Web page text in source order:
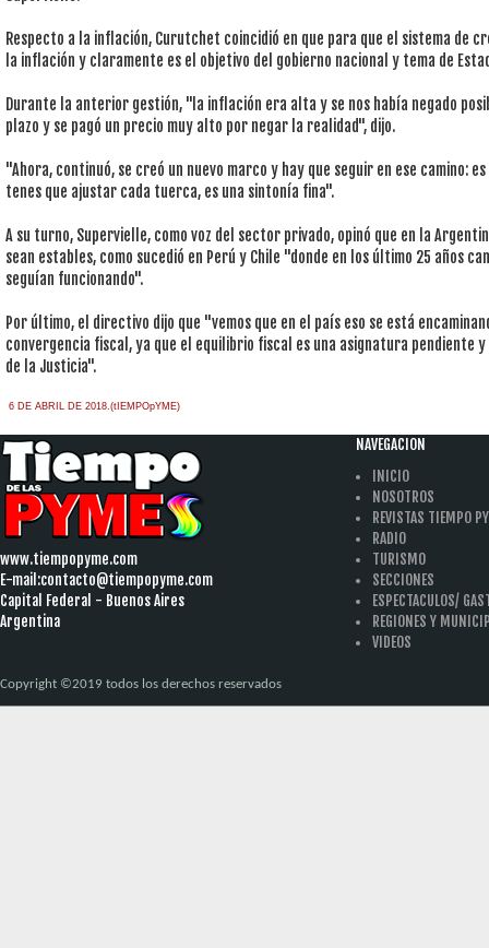
Respecto a la inflación, Curutchet coincidió en que para que el sistema de
la inflación y claramente es el objetivo del gobierno nacional y tema de
Durante la anterior gestión, "la inflación era alta y se nos había negado
plazo y se pagó un precio muy alto por negar la realidad", dijo.
"Ahora, continuó, se creó un nuevo marco y hay que seguir en ese camino:
tenes que ajustar cada tuerca, es una sintonía fina".
A su turno, Supervielle, como voz del sector privado, opinó que en la
sean estables, como sucedió en Perú y Chile "donde en los último 25 años
seguían funcionando".
Por último, el directivo dijo que "vemos que en el país eso se está
convergencia fiscal, ya que el equilibrio fiscal es una asignatura pendiente
de la Justicia".
6 DE ABRIL DE 2018.(tIEMPOpYME)
www.tiempopyme.com
E-mail:contacto@tiempopyme.com
Capital Federal - Buenos Aires
Argentina
NAVEGACION
INICIO
NOSOTROS
REVISTAS TIEMPO
RADIO
TURISMO
SECCIONES
ESPECTACULOS/
REGIONES Y
VIDEOS
Copyright ©2019 todos los derechos reservados